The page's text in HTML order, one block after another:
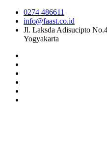
0274 486611
info@faast.co.id
Jl. Laksda Adisucipto
Yogyakarta